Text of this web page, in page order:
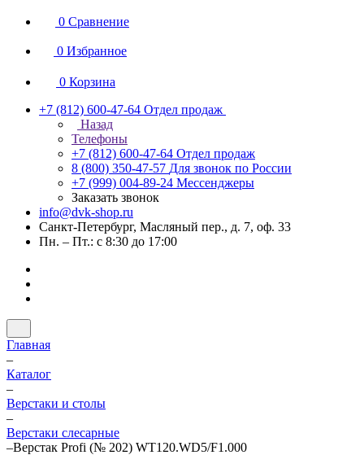
0 Сравнение
0 Избранное
0 Корзина
+7 (812) 600-47-64 Отдел продаж
Назад
Телефоны
+7 (812) 600-47-64 Отдел продаж
8 (800) 350-47-57 Для звонок по России
+7 (999) 004-89-24 Мессенджеры
Заказать звонок
info@dvk-shop.ru
Санкт-Петербург, Масляный пер., д. 7, оф. 33
Пн. – Пт.: с 8:30 до 17:00
Главная
–
Каталог
–
Верстаки и столы
–
Верстаки слесарные
–Верстак Profi (№ 202) WT120.WD5/F1.000